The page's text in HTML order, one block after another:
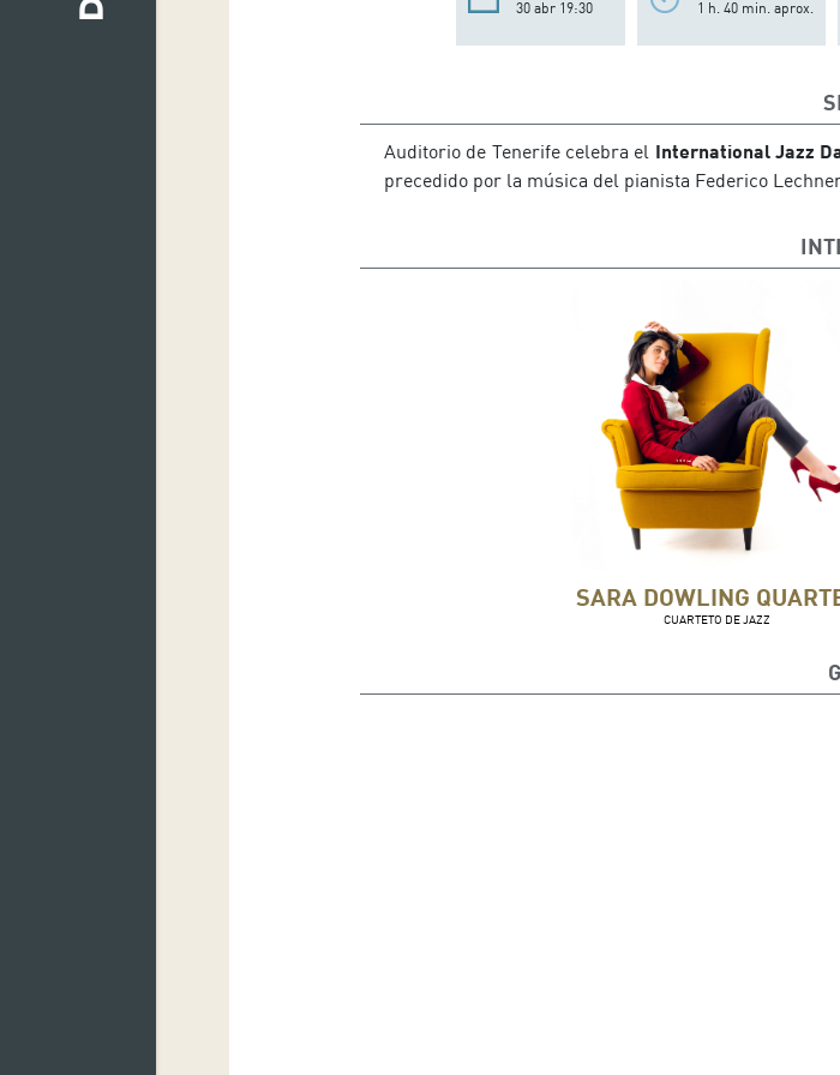
30 abr 19:30 1 h. 40 min. aprox.
Auditorio de Tenerife celebra el International Jazz
precedido por la música del pianista Federico
SARA DOWLING
CUARTETO DE JAZZ